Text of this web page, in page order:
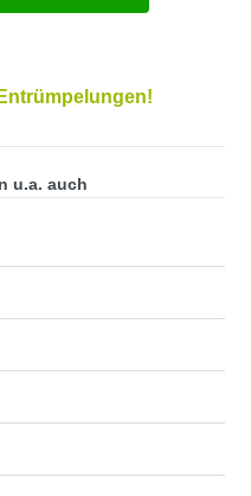
u.a. auch